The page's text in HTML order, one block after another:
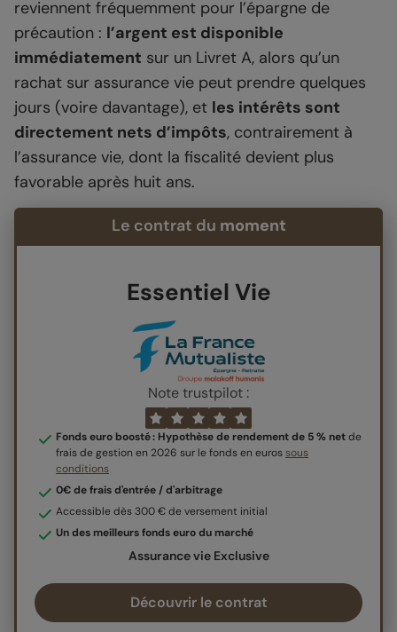
reviennent fréquemment pour l’épargne de
précaution : l’argent est disponible
immédiatement sur un Livret A, alors qu’un
rachat sur assurance vie peut prendre quelques
jours (voire davantage), et les intérêts sont
directement nets d’impôts, contrairement à
l’assurance vie, dont la fiscalité devient plus
favorable après huit ans.
Le contrat du moment
Essentiel Vie
Note trustpilot :
Fonds euro boosté : Hypothèse de rendement de 5 % netde
frais de gestion en 2026 sur le fonds en eurossous
conditions
0€ de frais d'entrée / d'arbitrage
Accessible dès 300 € de versement initial
Un des meilleurs fonds euro du marché
Assurance vie Exclusive
Découvrir le contrat